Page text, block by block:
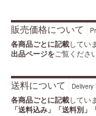
販売価格について
各商品ごとに記載してい
出品ページをご覧ください
送料について Delivery
各商品ごとに記載してい
「送料込み」「送料別」